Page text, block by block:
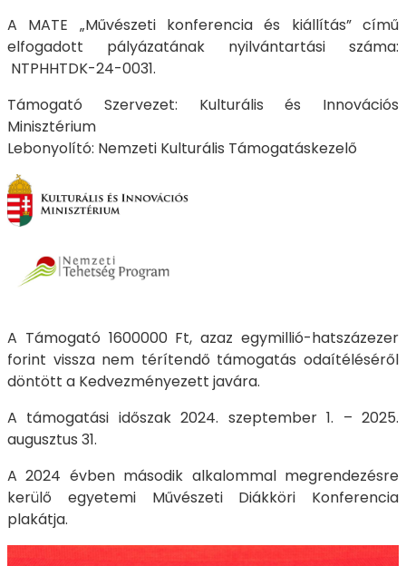
A MATE „Művészeti konferencia és kiállítás” című
elfogadott pályázatának nyilvántartási száma:
NTPHHTDK-24-0031.
Támogató Szervezet: Kulturális és Innovációs
Minisztérium
Lebonyolító: Nemzeti Kulturális Támogatáskezelő
A Támogató 1600000 Ft, azaz egymillió-hatszázezer
forint vissza nem térítendő támogatás odaítéléséről
döntött a Kedvezményezett javára.
A támogatási időszak 2024. szeptember 1. – 2025.
augusztus 31.
A 2024 évben második alkalommal megrendezésre
kerülő egyetemi Művészeti Diákköri Konferencia
plakátja.